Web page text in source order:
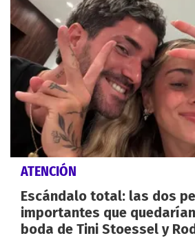
ATENCIÓN
Escándalo total: las dos
importantes que
boda de Tini Stoessel y